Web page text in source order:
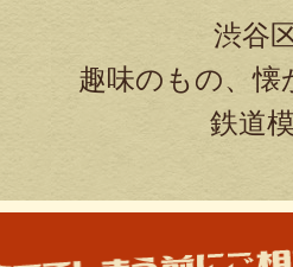
渋谷
趣味のもの、
鉄道